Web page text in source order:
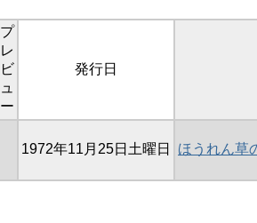
プ
レ
ビ
ュ
ー
発行日
1972年11月25日土曜日 ほうれん草